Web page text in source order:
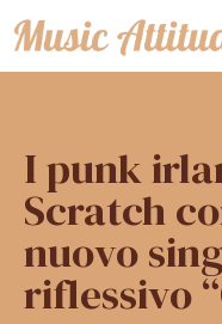
Vai
al
I punk
Scratch
nuovo
riflessivo